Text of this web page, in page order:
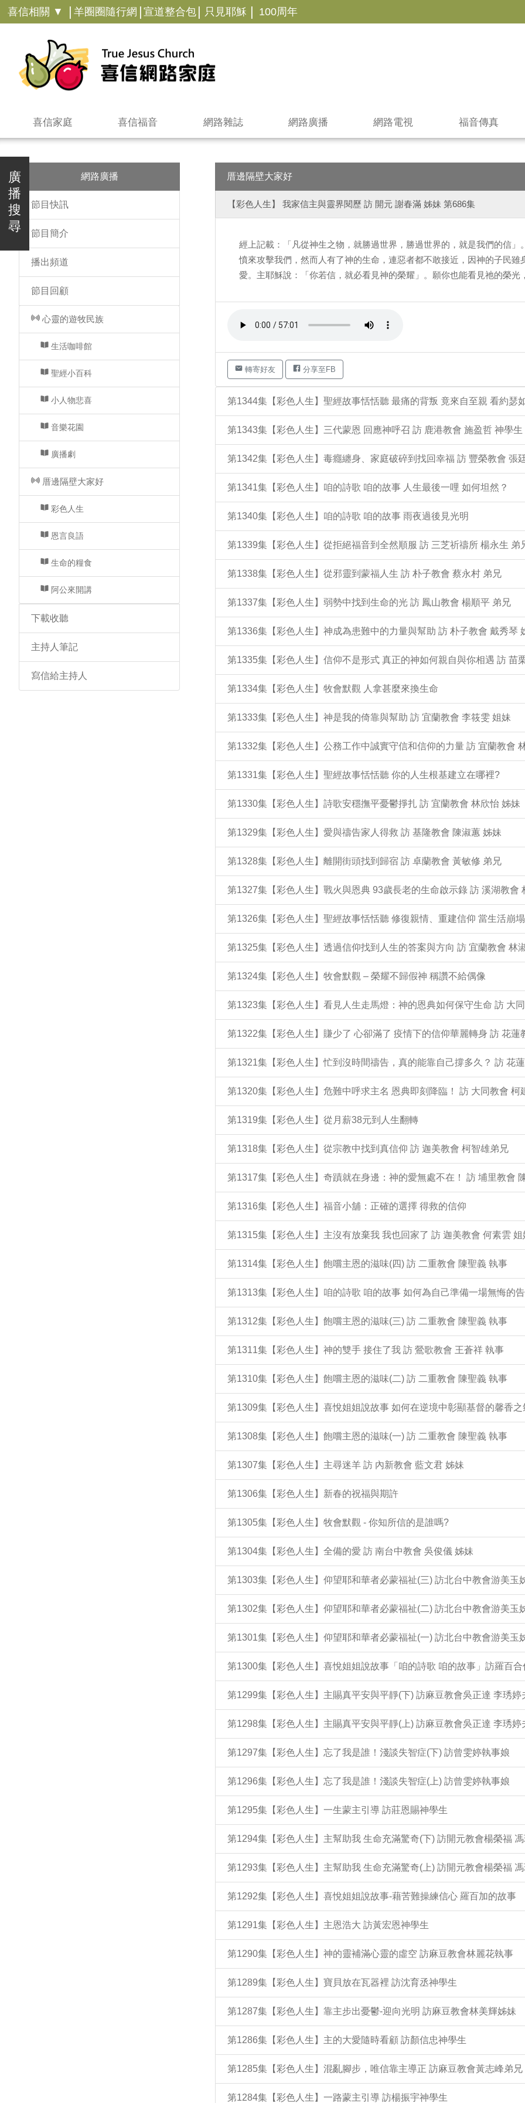
喜信相關 ▼ | 羊圈圈隨行網 | 宣道整合包 | 只見耶穌 | 100周年
喜信家庭 喜信福音 網路雜誌 網路廣播 網路電視 福音傳真
廣
播
搜
尋
網路廣播
節目快訊
節目簡介
播出頻道
節目回顧
心靈的遊牧民族
生活咖啡館
聖經小百科
小人物悲喜
音樂花園
廣播劇
厝邊隔壁大家好
彩色人生
恩言良語
生命的糧食
阿公來開講
下載收聽
主持人筆記
寫信給主持人
厝邊隔壁大家好
【彩色人生】 我家信主與靈界閱歷 訪 開元 謝春滿 姊妹 第686集
經上記載：「凡從神生之物，就勝過世界，勝過世界的，就是我們的信
憤來攻擊我們，然而人有了神的生命，連惡者都不敢接近，因神的子民
愛。主耶穌說：「你若信，就必看見神的榮耀」。願你也能看見祂的榮光
轉寄好友 分享至FB
第1344集【彩色人生】聖經故事恬恬聽 最痛的背叛 竟來自至親 看約瑟
第1343集【彩色人生】三代蒙恩 回應神呼召 訪 鹿港教會 施盈哲 神學生
第1342集【彩色人生】毒癮纏身、家庭破碎到找回幸福 訪 豐榮教會 張
第1341集【彩色人生】咱的詩歌 咱的故事 人生最後一哩 如何坦然？
第1340集【彩色人生】咱的詩歌 咱的故事 雨夜過後見光明
第1339集【彩色人生】從拒絕福音到全然順服 訪 三芝祈禱所 楊永生 弟
第1338集【彩色人生】從邪靈到蒙福人生 訪 朴子教會 蔡永村 弟兄
第1337集【彩色人生】弱勢中找到生命的光 訪 鳳山教會 楊順平 弟兄
第1336集【彩色人生】神成為患難中的力量與幫助 訪 朴子教會 戴秀琴
第1335集【彩色人生】信仰不是形式 真正的神如何親自與你相遇 訪 苗
第1334集【彩色人生】牧會默觀 人拿甚麼來換生命
第1333集【彩色人生】神是我的倚靠與幫助 訪 宜蘭教會 李筱雯 姐妹
第1332集【彩色人生】公務工作中誠實守信和信仰的力量 訪 宜蘭教會
第1331集【彩色人生】聖經故事恬恬聽 你的人生根基建立在哪裡?
第1330集【彩色人生】詩歌安穩撫平憂鬱掙扎 訪 宜蘭教會 林欣怡 姊妹
第1329集【彩色人生】愛與禱告家人得救 訪 基隆教會 陳淑蕙 姊妹
第1328集【彩色人生】離開街頭找到歸宿 訪 卓蘭教會 黃敏修 弟兄
第1327集【彩色人生】戰火與恩典 93歲長老的生命啟示錄 訪 溪湖教會
第1326集【彩色人生】聖經故事恬恬聽 修復親情、重建信仰 當生活崩
第1325集【彩色人生】透過信仰找到人生的答案與方向 訪 宜蘭教會 林
第1324集【彩色人生】牧會默觀 – 榮耀不歸假神 稱讚不給偶像
第1323集【彩色人生】看見人生走馬燈：神的恩典如何保守生命 訪 大
第1322集【彩色人生】賺少了 心卻滿了 疫情下的信仰華麗轉身 訪 花蓮
第1321集【彩色人生】忙到沒時間禱告，真的能靠自己撐多久？ 訪 花
第1320集【彩色人生】危難中呼求主名 恩典即刻降臨！ 訪 大同教會 柯
第1319集【彩色人生】從月薪38元到人生翻轉
第1318集【彩色人生】從宗教中找到真信仰 訪 迦美教會 柯智雄弟兄
第1317集【彩色人生】奇蹟就在身邊：神的愛無處不在！ 訪 埔里教會
第1316集【彩色人生】福音小舖：正確的選擇 得救的信仰
第1315集【彩色人生】主沒有放棄我 我也回家了 訪 迦美教會 何素雲 姐
第1314集【彩色人生】飽嚐主恩的滋味(四) 訪 二重教會 陳聖義 執事
第1313集【彩色人生】咱的詩歌 咱的故事 如何為自己準備一場無悔的
第1312集【彩色人生】飽嚐主恩的滋味(三) 訪 二重教會 陳聖義 執事
第1311集【彩色人生】神的雙手 接住了我 訪 鶯歌教會 王蒼祥 執事
第1310集【彩色人生】飽嚐主恩的滋味(二) 訪 二重教會 陳聖義 執事
第1309集【彩色人生】喜悅姐姐說故事 如何在逆境中彰顯基督的馨香之
第1308集【彩色人生】飽嚐主恩的滋味(一) 訪 二重教會 陳聖義 執事
第1307集【彩色人生】主尋迷羊 訪 內新教會 藍文君 姊妹
第1306集【彩色人生】新春的祝福與期許
第1305集【彩色人生】牧會默觀 - 你知所信的是誰嗎?
第1304集【彩色人生】全備的愛 訪 南台中教會 吳俊儀 姊妹
第1303集【彩色人生】仰望耶和華者必蒙福祉(三) 訪北台中教會游美玉
第1302集【彩色人生】仰望耶和華者必蒙福祉(二) 訪北台中教會游美玉
第1301集【彩色人生】仰望耶和華者必蒙福祉(一) 訪北台中教會游美玉
第1300集【彩色人生】喜悅姐姐說故事「咱的詩歌 咱的故事」訪羅百合
第1299集【彩色人生】主賜真平安與平靜(下) 訪麻豆教會吳正達 李琇婷
第1298集【彩色人生】主賜真平安與平靜(上) 訪麻豆教會吳正達 李琇婷
第1297集【彩色人生】忘了我是誰！淺談失智症(下) 訪曾雯婷執事娘
第1296集【彩色人生】忘了我是誰！淺談失智症(上) 訪曾雯婷執事娘
第1295集【彩色人生】一生蒙主引導 訪莊恩賜神學生
第1294集【彩色人生】主幫助我 生命充滿驚奇(下) 訪開元教會楊榮福
第1293集【彩色人生】主幫助我 生命充滿驚奇(上) 訪開元教會楊榮福
第1292集【彩色人生】喜悅姐姐說故事-藉苦難操練信心 羅百加的故事
第1291集【彩色人生】主恩浩大 訪黃宏恩神學生
第1290集【彩色人生】神的靈補滿心靈的虛空 訪麻豆教會林麗花執事
第1289集【彩色人生】寶貝放在瓦器裡 訪沈育丞神學生
第1287集【彩色人生】靠主步出憂鬱-迎向光明 訪麻豆教會林美輝姊妹
第1286集【彩色人生】主的大愛隨時看顧 訪顏信忠神學生
第1285集【彩色人生】混亂腳步，唯信靠主導正 訪麻豆教會黃志峰弟兄
第1284集【彩色人生】一路蒙主引導 訪楊振宇神學生